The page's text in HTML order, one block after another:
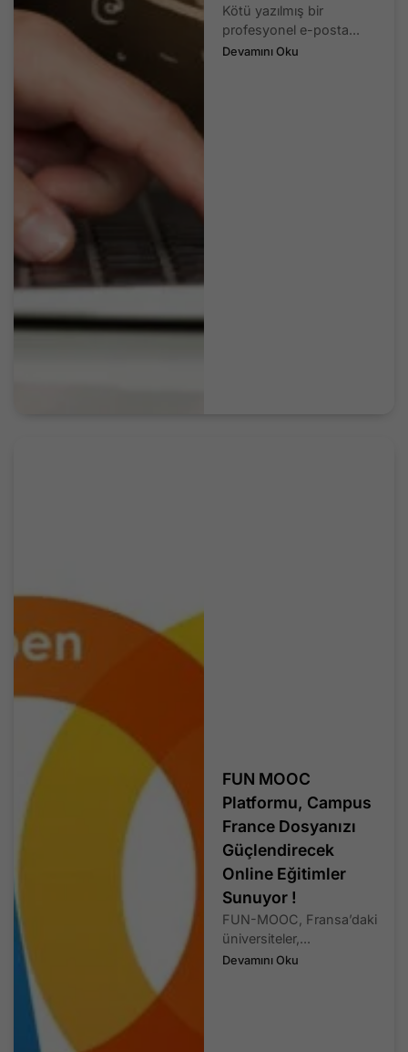
Kötü yazılmış bir
profesyonel e-posta...
Devamını Oku
FUN MOOC
Platformu, Campus
France Dosyanızı
Güçlendirecek
Online Eğitimler
Sunuyor !
FUN-MOOC, Fransa’daki
üniversiteler,...
Devamını Oku